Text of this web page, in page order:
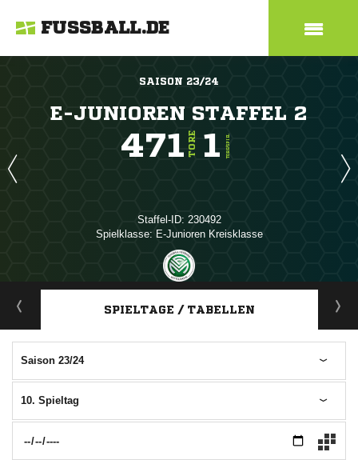
FUSSBALL.DE
SAISON 23/24
E-JUNIOREN STAFFEL 2
471TORE 1 TORE/SPIEL
Staffel-ID: 230492
Spielklasse: E-Junioren Kreisklasse
ANZEIGE
SPIELTAGE / TABELLEN
Saison 23/24
10. Spieltag